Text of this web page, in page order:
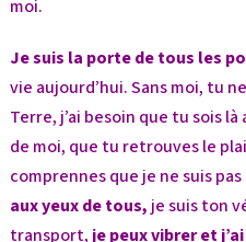
moi.
Je suis la porte de tous les
vie aujourd’hui. Sans moi, tu
Terre, j’ai besoin que tu sois
de moi, que tu retrouves le
comprennes que je ne suis
aux yeux de tous, je suis ton
transport, je peux vibrer et